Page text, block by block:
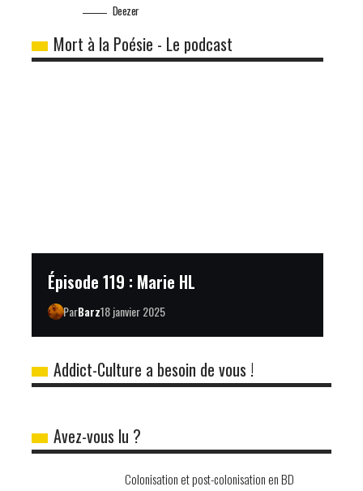
Deezer
Mort à la Poésie - Le podcast
Épisode 119 : Marie HL
ParBarz18 janvier 2025
Addict-Culture a besoin de vous !
Avez-vous lu ?
Colonisation et post-colonisation en BD